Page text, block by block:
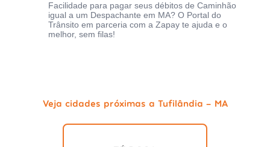
Facilidade para pagar seus débitos de Caminhão
igual a um Despachante em MA? O Portal do
Trânsito em parceria com a Zapay te ajuda e o
melhor, sem filas!
Veja cidades próximas a Tufilândia - MA